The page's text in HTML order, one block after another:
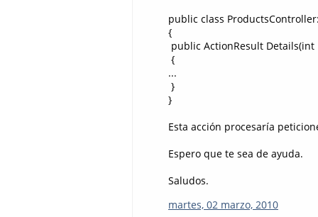
public class
{
public ActionResult
{
...
}
}
Esta acción procesaría
Espero que te sea de ayuda.
Saludos.
martes, 02 marzo, 2010